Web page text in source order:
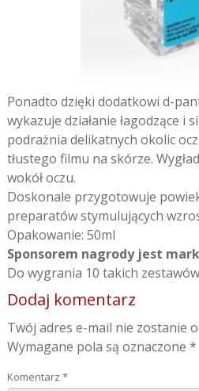
Ponadto dzięki dodatkowi d-
wykazuje działanie łagodzące i
podrażnia delikatnych okolic
tłustego filmu na skórze.
wokół oczu.
Doskonale przygotowuje
preparatów stymulujących
Opakowanie: 50ml
Sponsorem nagrody jest
Do wygrania 10 takich
Dodaj komentarz
Twój adres e-mail nie zostanie
Wymagane pola są oznaczone *
Komentarz *